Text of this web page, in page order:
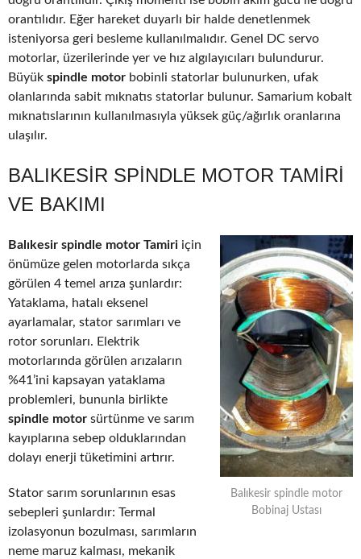
orantılıdır. Eğer hareket duyarlı bir halde denetlenmek
isteniyorsa geri besleme kullanılmalıdır. Genel DC servo
motorlar, üzerilerinde yer ve hız algılayıcıları bulundurur.
Büyük spindle motor bobinli statorlar bulunurken, ufak
olanlarında sabit mıknatıs statorlar bulunur. Samarium kobalt
mıknatıslarının kullanılmasıyla yüksek güç/ağırlık oranlarına
ulaşılır.
BALIKESIR SPINDLE MOTOR TAMIRI
VE BAKIMI
Balıkesir spindle motor
Bobinaj Ustası
Balıkesir spindle motor Tamiri için
önümüze gelen motorlarda sıkça
görülen 4 temel arıza şunlardır:
Yataklama, hatalı eksenel
ayarlamalar, stator sarımları ve
rotor sorunları. Elektrik
motorlarında görülen arızaların
%41’ini kapsayan yataklama
problemleri, bununla birlikte
spindle motor sürtünme ve sarım
kayıplarına sebep olduklarından
dolayı enerji tüketimini artırır.
Stator sarım sorunlarının esas
sebepleri şunlardır: Termal
izolasyonun bozulması, sarımların
neme maruz kalması, mekanik